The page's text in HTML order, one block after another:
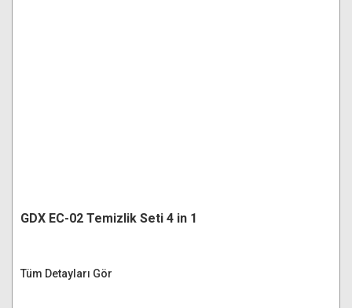
GDX EC-02 Temizlik Seti 4 in 1
Tüm Detayları Gör